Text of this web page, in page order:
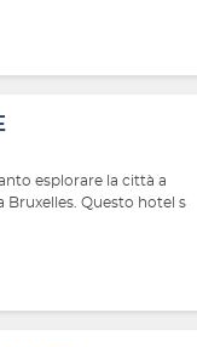
esplorare la città a
Bruxelles. Questo hotel s